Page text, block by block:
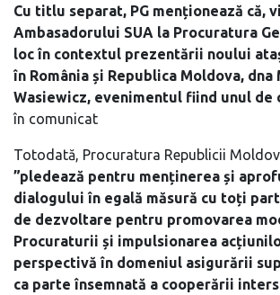
Cu titlu separat, PG menționează că,
Ambasadorului SUA la Procuratura
loc în contextul prezentării noului
în România și Republica Moldova, dna
Wasiewicz, evenimentul fiind unul de
în comunicat
Totodată, Procuratura Republicii
”pledează pentru menținerea și
dialogului în egală măsură cu toți
de dezvoltare pentru promovarea
Procuraturii și impulsionarea
perspectivă în domeniul asigurării
ca parte însemnată a cooperării